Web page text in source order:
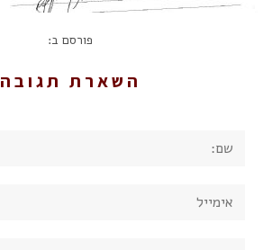
פורסם ב:
השארת תגובה